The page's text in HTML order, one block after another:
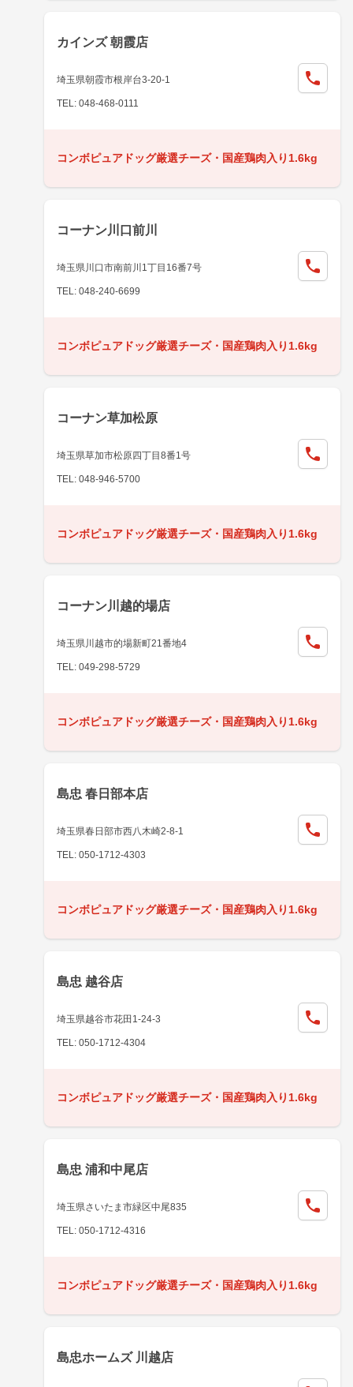
カインズ 朝霞店
埼玉県朝霞市根岸台3-20-1
TEL: 048-468-0111
コンボピュアドッグ厳選チーズ・国産鶏肉入り1.6kg
コーナン川口前川
埼玉県川口市南前川1丁目16番7号
TEL: 048-240-6699
コンボピュアドッグ厳選チーズ・国産鶏肉入り1.6kg
コーナン草加松原
埼玉県草加市松原四丁目8番1号
TEL: 048-946-5700
コンボピュアドッグ厳選チーズ・国産鶏肉入り1.6kg
コーナン川越的場店
埼玉県川越市的場新町21番地4
TEL: 049-298-5729
コンボピュアドッグ厳選チーズ・国産鶏肉入り1.6kg
島忠 春日部本店
埼玉県春日部市西八木崎2-8-1
TEL: 050-1712-4303
コンボピュアドッグ厳選チーズ・国産鶏肉入り1.6kg
島忠 越谷店
埼玉県越谷市花田1-24-3
TEL: 050-1712-4304
コンボピュアドッグ厳選チーズ・国産鶏肉入り1.6kg
島忠 浦和中尾店
埼玉県さいたま市緑区中尾835
TEL: 050-1712-4316
コンボピュアドッグ厳選チーズ・国産鶏肉入り1.6kg
島忠ホームズ 川越店